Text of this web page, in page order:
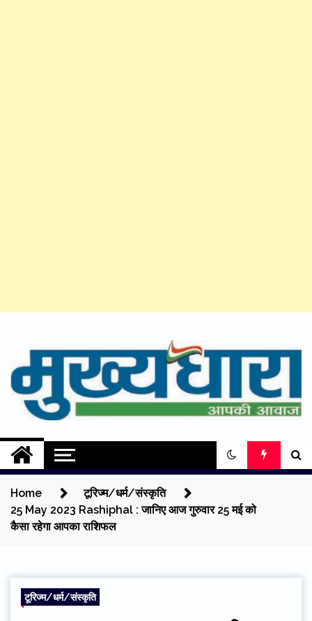
content
Mukhyadhara
Aapki Aawaz
Home
टूरिज्म/धर्म/संस्कृति
25 May 2023 Rashiphal : जानिए आज गुरुवार 25 मई को
कैसा रहेगा आपका राशिफल
टूरिज्म/धर्म/संस्कृति